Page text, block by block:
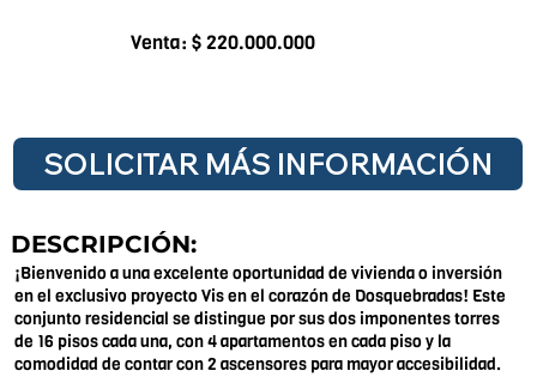
Venta: $ 220.000.000
SOLICITAR MÁS INFORMACIÓN
DESCRIPCIÓN:
¡Bienvenido a una excelente oportunidad de vivienda o inversión
en el exclusivo proyecto Vis en el corazón de Dosquebradas! Este
conjunto residencial se distingue por sus dos imponentes torres
de 16 pisos cada una, con 4 apartamentos en cada piso y la
comodidad de contar con 2 ascensores para mayor accesibilidad.